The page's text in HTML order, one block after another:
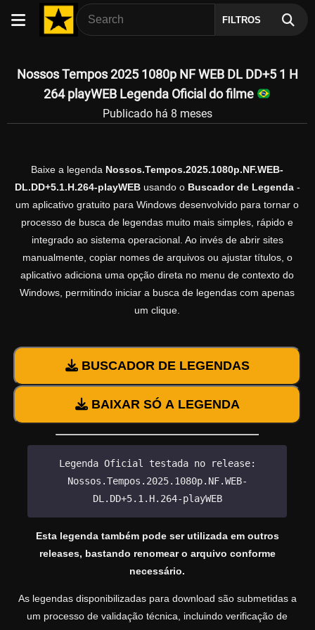
FILTROS
Nossos Tempos 2025 1080p NF WEB DL DD+5 1 H
264 playWEB Legenda Oficial do filme
Publicado há 8 meses
Baixe a legenda Nossos.Tempos.2025.1080p.NF.WEB-
DL.DD+5.1.H.264-playWEBusando o Buscador de Legenda-
um aplicativo gratuito para Windows desenvolvido para tornar o
processo de busca de legendas muito mais simples, rápido e
integrado ao sistema operacional. Ao invés de abrir sites
manualmente, copiar nomes de arquivos ou ajustar títulos, o
aplicativo adiciona uma opção direta no menu de contexto do
Windows, permitindo iniciar a busca de legendas com apenas
um clique.
BUSCADOR DE LEGENDAS
BAIXAR SÓ A LEGENDA
Legenda Oficial testada no release:
Nossos.Tempos.2025.1080p.NF.WEB-
DL.DD+5.1.H.264-playWEB
Esta legenda também pode ser utilizada em outros
releases, bastando renomear o arquivo conforme
necessário.
As legendas disponibilizadas para download são submetidas a
um processo de validação técnica, incluindo verificação de